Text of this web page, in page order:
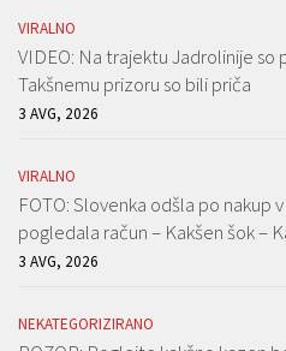
VIRALNO
VIDEO: Na trajektu Jadrolinije so
Takšnemu prizoru so bili priča
3 AVG, 2026
VIRALNO
FOTO: Slovenka odšla po nakup
pogledala račun – Kakšen šok –
3 AVG, 2026
NEKATEGORIZIRANO